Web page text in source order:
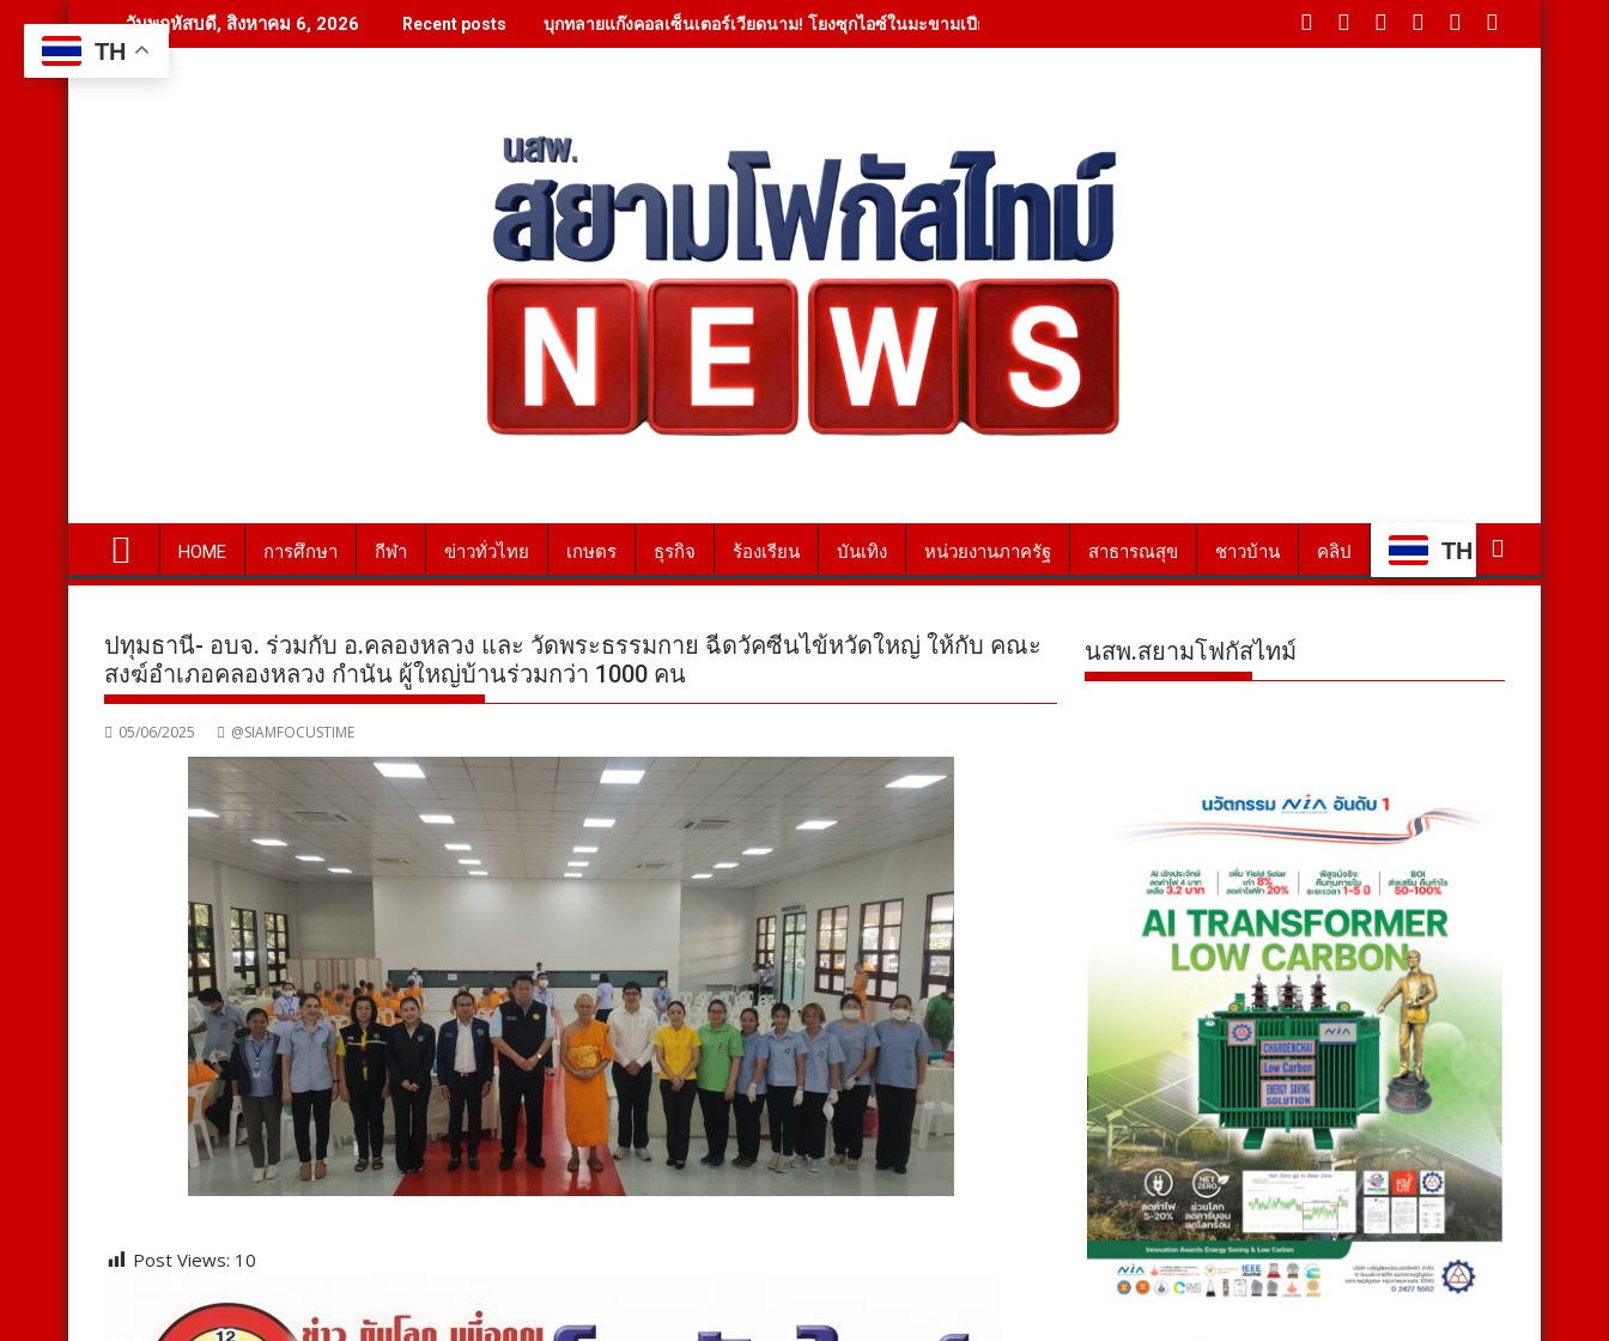
to
content
วันพฤหัสบดี, สิงหาคม 6, 2026 Recent posts สมุทรสงคราม- ศรัทธาหลอมรวมพลัง ชาวบ้านกว่า 300 คนอัญเชิญ แม่ตะเคียนยักษ์ ขึ้นวัด ฮือฮาเลขหางประทัดตรงกัน นักเสี่ยงโชคแห่กว้านซื้อเกลี้ย
HOME การศึกษา กีฬา ข่าวทั่วไทย เกษตร ธุรกิจ ร้องเรียน บันเทิง หน่วยงานภาครัฐ สาธารณสุข ชาวบ้าน คลิป TH
ปทุมธานี- อบจ. ร่วมกับ อ.คลองหลวง และ วัดพระธรรมกาย ฉีดวัคซีนไข้หวัดใหญ่ ให้กับ คณะ
สงฆ์อำเภอคลองหลวง กำนัน ผู้ใหญ่บ้านร่วมกว่า 1000 คน
05/06/2025 @SIAMFOCUSTIME
Post Views: 10
นสพ.สยามโฟกัสไทม์
TH